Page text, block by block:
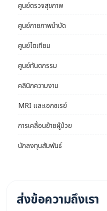
ศูนย์ตรวจสุขภาพ
ศูนย์กายภาพบำบัด
ศูนย์ไตเทียม
ศูนย์ทันตกรรม
คลินิกความงาม
MRI และเอกซเรย์
การเคลื่อนย้ายผู้ป่วย
นักลงทุนสัมพันธ์
ส่งข้อความถึงเรา